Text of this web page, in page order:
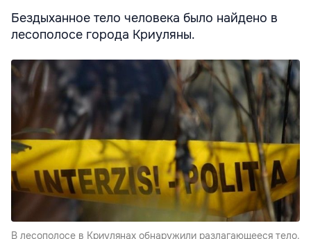
Бездыханное тело человека было найдено в
лесополосе города Криуляны.
В лесополосе в Криулянах обнаружили разлагающееся тело.